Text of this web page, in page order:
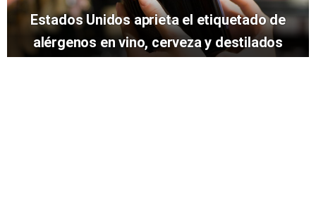
Estados Unidos aprieta el etiquetado de
alérgenos en vino, cerveza y destilados